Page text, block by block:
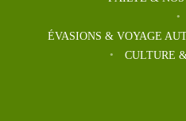
ÉVASIONS & VOYAGE
CULTURE